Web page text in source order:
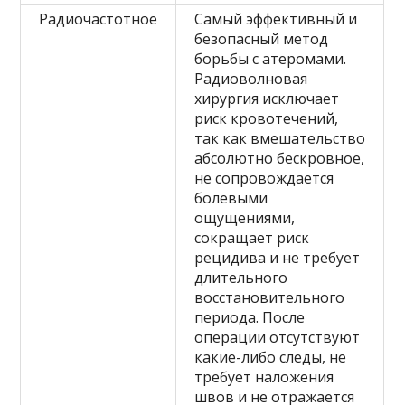
Радиочастотное
Самый эффективный и
безопасный метод
борьбы с атеромами.
Радиоволновая
хирургия исключает
риск кровотечений,
так как вмешательство
абсолютно бескровное,
не сопровождается
болевыми
ощущениями,
сокращает риск
рецидива и не требует
длительного
восстановительного
периода. После
операции отсутствуют
какие-либо следы, не
требует наложения
швов и не отражается